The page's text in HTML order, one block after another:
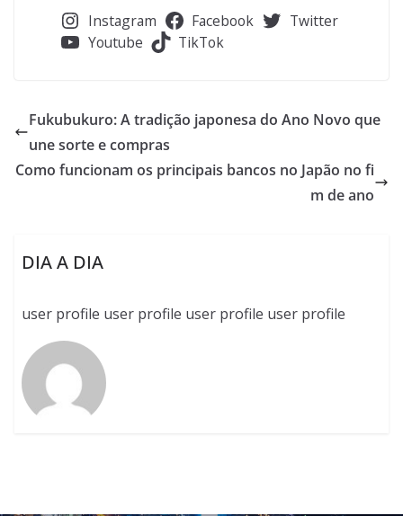
Instagram Facebook
Twitter
Youtube
TikTok
Fukubukuro: A tradição japonesa do Ano Novo que
une sorte e compras
Como funcionam os principais bancos no Japão no fi
m de ano
DIA A DIA
user profile user profile user profile user profile